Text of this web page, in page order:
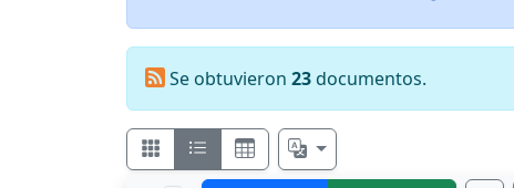
Se obtuvieron 23documentos.